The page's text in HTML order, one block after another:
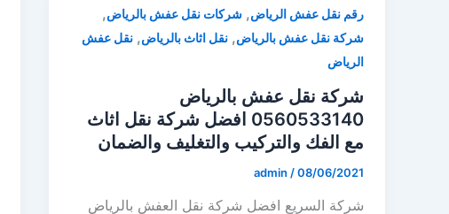
رقم نقل عفش الرياض, شركات نقل عفش بالرياض,
شركة نقل عفش بالرياض, نقل اثاث بالرياض, نقل عفش
الرياض
شركة نقل عفش بالرياض
0560533140 افضل شركة نقل اثاث
مع الفك والتركيب والتغليف والضمان
admin /08/06/2021
شركة السريع افضل شركة نقل العفش بالرياض